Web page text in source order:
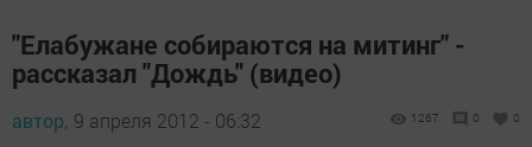
"Елабужане собираются на митинг" -
рассказал "Дождь" (видео)
автор, 9 апреля 2012 - 06:32 1267 0 0